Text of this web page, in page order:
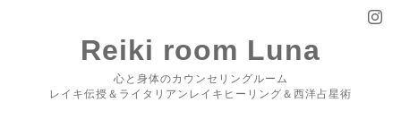
Reiki room Luna
心と身体のカウンセリングルーム
レイキ伝授＆ライタリアンレイキヒーリング＆西洋占星術